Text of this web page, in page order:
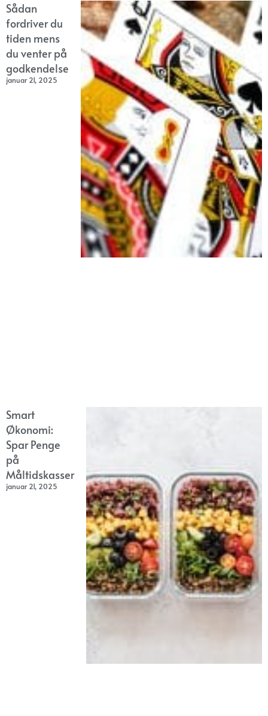
Sådan
fordriver du
tiden mens
du venter på
godkendelse
januar 21, 2025
Smart
Økonomi:
Spar Penge
på
Måltidskasser
januar 21, 2025